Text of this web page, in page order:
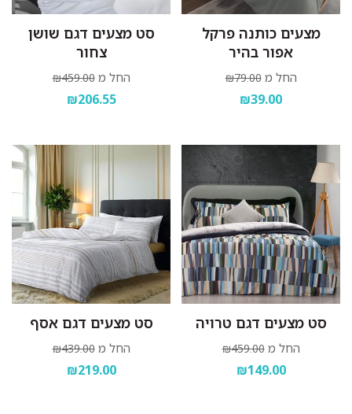
מצעים כותנה פרקל
אפור בהיר
החל מ ₪79.00
₪39.00
סט מצעים דגם שושן
צחור
החל מ ₪459.00
₪206.55
סט מצעים דגם טרויה
החל מ ₪459.00
₪149.00
סט מצעים דגם אסף
החל מ ₪439.00
₪219.00